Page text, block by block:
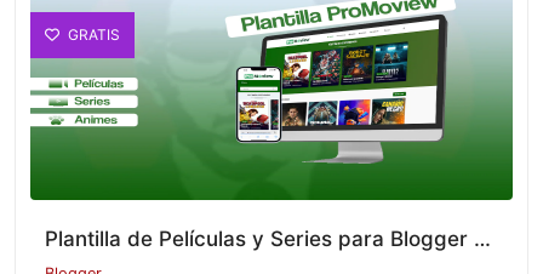
GRATIS
Plantilla de Películas y Series para Blogger – Promoview Editada por Mí